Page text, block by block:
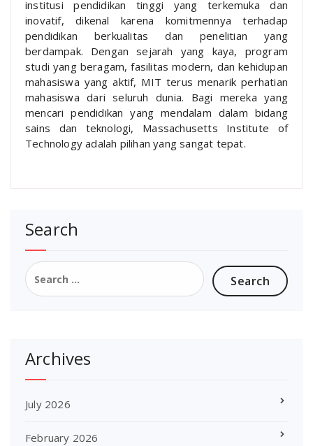
institusi pendidikan tinggi yang terkemuka dan
inovatif, dikenal karena komitmennya terhadap
pendidikan berkualitas dan penelitian yang
berdampak. Dengan sejarah yang kaya, program
studi yang beragam, fasilitas modern, dan kehidupan
mahasiswa yang aktif, MIT terus menarik perhatian
mahasiswa dari seluruh dunia. Bagi mereka yang
mencari pendidikan yang mendalam dalam bidang
sains dan teknologi, Massachusetts Institute of
Technology adalah pilihan yang sangat tepat.
Search
Search
for:
Archives
July 2026
February 2026